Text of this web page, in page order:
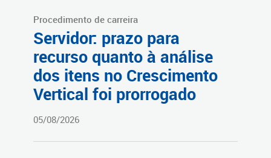
Procedimento de carreira
Servidor: prazo para
recurso quanto à análise
dos itens no Crescimento
Vertical foi prorrogado
05/08/2026